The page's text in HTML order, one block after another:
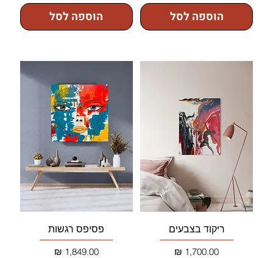
הוספה לסל הוספה לסל
ריקוד בצבעים
מחיר
פסיפס רגשות
מחיר‏1,849.00 ‏₪